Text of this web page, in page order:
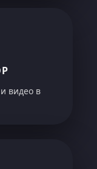
видео в